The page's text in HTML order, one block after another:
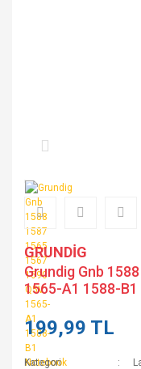
GRUNDİG
Grundig Gnb
1565-A1 1588-
199,99 TL
Kategori